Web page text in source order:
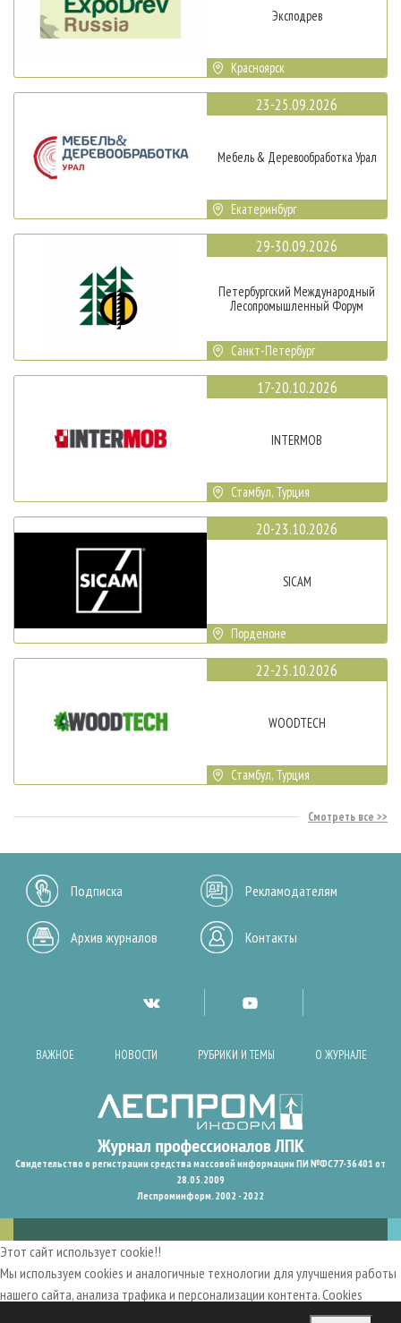
Эксподрев
Красноярск
23-25.09.2026
Мебель & Деревообработка Урал
Екатеринбург
29-30.09.2026
Петербургский Международный
Лесопромышленный Форум
Санкт-Петербург
17-20.10.2026
INTERMOB
Стамбул, Турция
20-23.10.2026
SICAM
Порденоне
22-25.10.2026
WOODTECH
Стамбул, Турция
Смотреть все
Подписка Рекламодателям
Архив журналов Контакты
ВАЖНОЕ НОВОСТИ РУБРИКИ И ТЕМЫ О ЖУРНАЛЕ
Свидетельство о регистрации средства массовой информации ПИ №ФС77-36401 от
28.05.2009
Леспроминформ. 2002 - 2022
Этот сайт использует cookie!!
Мы используем cookies и аналогичные технологии для улучшения работы
нашего сайта, анализа трафика и персонализации контента. Cookies